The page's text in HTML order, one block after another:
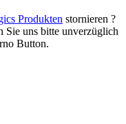
Produkten stornieren ?
Sie uns bitte unverzüglich
Button.